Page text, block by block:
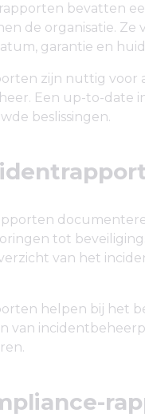
bevatten
de organisatie.
garantie en
zijn nuttig voor
Een up-to-date
beslissingen.
tot
van het
helpen bij het
van